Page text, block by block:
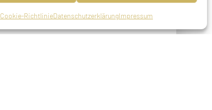
Cookie-RichtlinieDatenschutzerklärungImpressum